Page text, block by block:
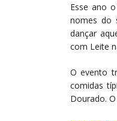
Esse ano
nomes do
dançar
com Leite
O evento
comidas
Dourado.